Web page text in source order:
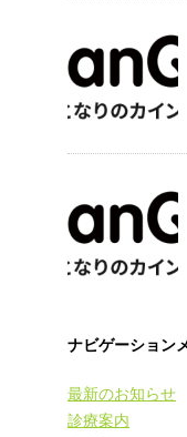
ナビゲーション
最新のお知らせ
診療案内